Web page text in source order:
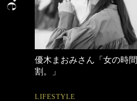
優木まおみさん「女の時間
割。」
LIFESTYLE